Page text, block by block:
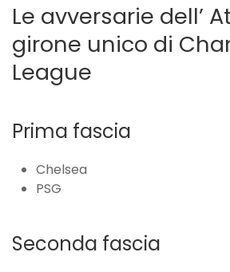
Le avversarie dell’
girone unico di
League
Prima fascia
Chelsea
PSG
Seconda fascia